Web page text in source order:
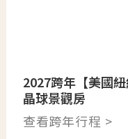
2027跨年【美國
晶球景觀房
查看跨年行程 >